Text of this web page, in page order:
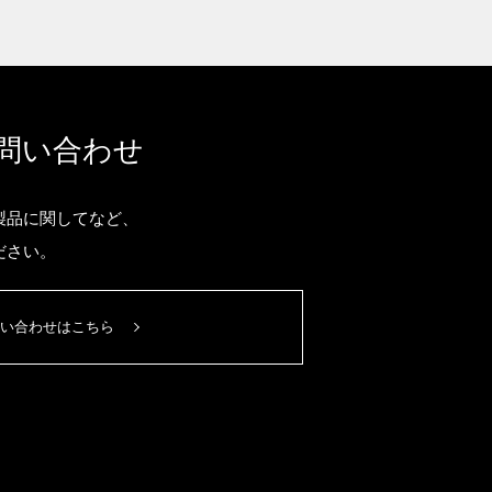
い合わせ
に関してなど、
い。
合わせはこちら